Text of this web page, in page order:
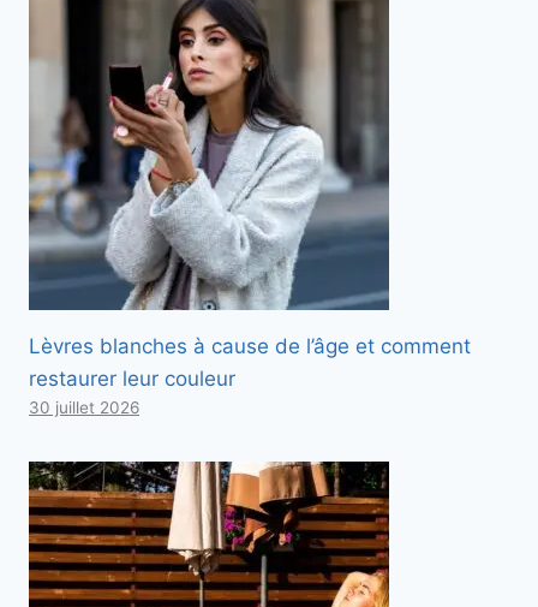
Lèvres blanches à cause de l’âge et comment
restaurer leur couleur
30 juillet 2026